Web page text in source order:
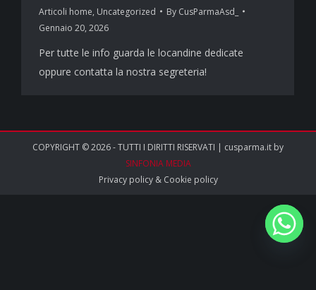
Articoli home, Uncategorized By CusParmaAsd_
Gennaio 20, 2026
Per tutte le info guarda le locandine dedicate
oppure contatta la nostra segreteria!
COPYRIGHT © 2026 - TUTTI I DIRITTI RISERVATI | cusparma.it by
SINFONIA MEDIA
Privacy policy& Cookie policy